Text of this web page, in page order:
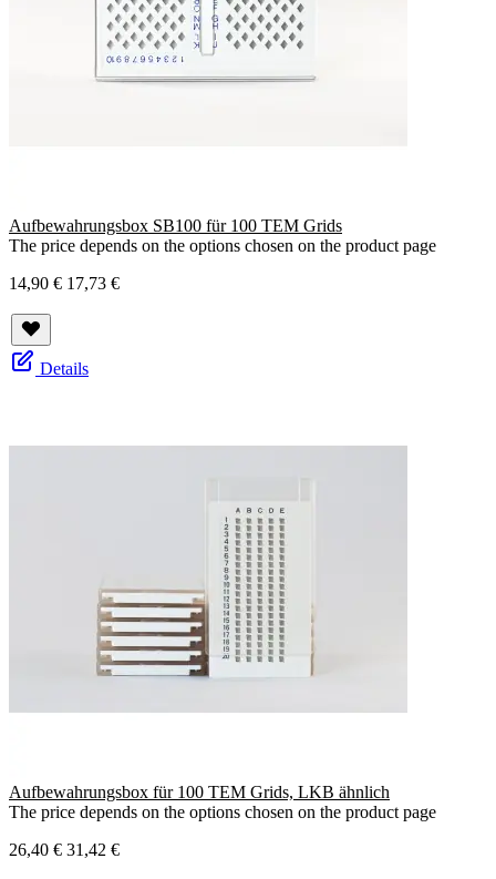
Aufbewahrungsbox SB100 für 100 TEM Grids
The price depends on the options chosen on the product page
14,90 € 17,73 €
Details
Aufbewahrungsbox für 100 TEM Grids, LKB ähnlich
The price depends on the options chosen on the product page
26,40 € 31,42 €